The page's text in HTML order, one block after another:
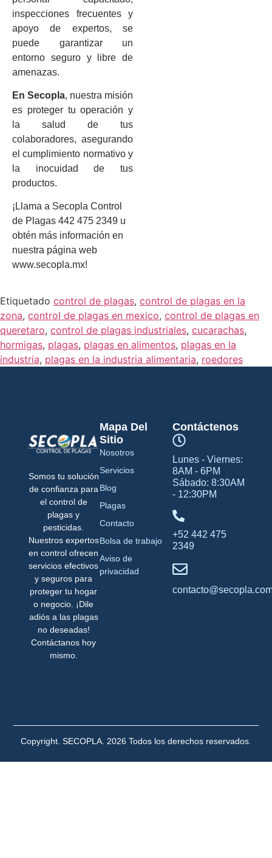
inspecciones frecuentes y
apoyo de expertos, se
puede garantizar un
entorno seguro y libre de
amenazas.
En Secopla, nuestra misión
es proteger tu operación y
la salud de tus
colaboradores, asegurando
el cumplimiento normativo y
la inocuidad de tus
productos.
¡Llama a Secopla Control
de Plagas 442 475 2349 u
obtén más información en
nuestra página web
www.secopla.mx!
Etiquetado control de plagas, control de plagas en la
zona, control de plagas en mexico, control de plagas en
queretaro, control de plagas industriales, cucarachas,
hormigas, plagas, plagas en alimentos, plagas en la
industria, plagas en la industria alimentaria, roedores
Somos tu solución
de confianza para
el control de
plagas y
pesticidas.
Nuestros expertos
en control ofrecen
servicios efectivos
y seguros para
proteger tu hogar
o negocio. ¡Dile
adiós a las plagas
no deseadas!
Contáctanos hoy
mismo.
Contáctenos
Lunes - Viernes:
8AM - 6PM
Sábado: 8:30AM
- 12:30PM
+52 442 475
2349
Mapa Del
Sitio
Nosotros
Servicios
Blog
Plagas
Contacto
Bolsa de trabajo
Aviso de
privacidad
Copyright. SECOPLA. 2026 Todos los derechos reservados.